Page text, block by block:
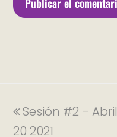
Sesión #2 – Abril
20 2021